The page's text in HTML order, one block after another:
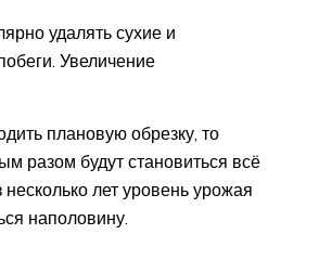
удалять сухие и
Увеличение
плановую обрезку, то
разом будут становиться всё
несколько лет уровень урожая
наполовину.